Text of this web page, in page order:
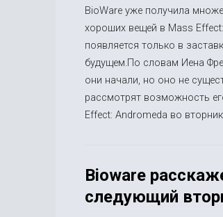
BioWare уже получила
хороших вещей в Mass
появляется только в
будущем.По словам Иена
они начали, но оно не
рассмотрят возможность
Effect: Andromeda во
Bioware
следующий